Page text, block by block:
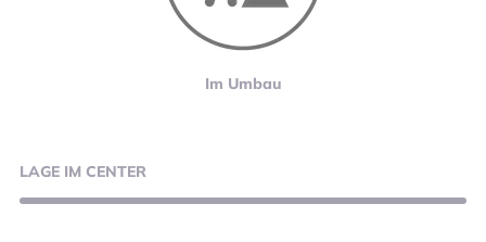
Im Umbau
LAGEIM CENTER